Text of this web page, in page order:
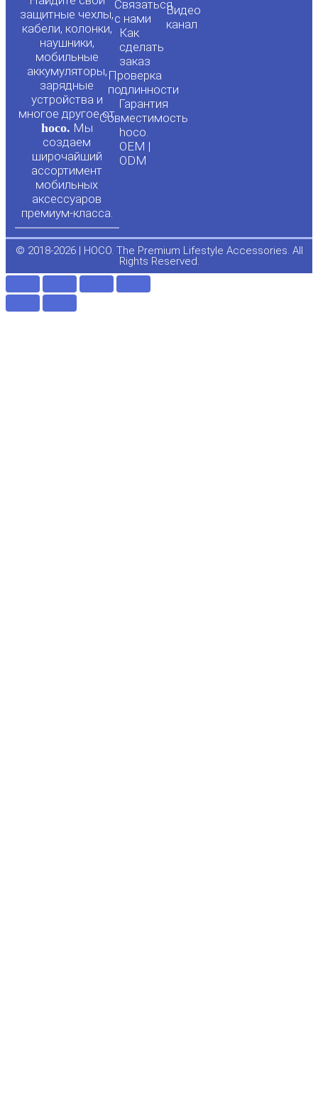
защитные чехлы,
кабели, колонки,
наушники,
мобильные
аккумуляторы,
зарядные
устройства и
многое другое от
hoco. Мы
создаем
широчайший
ассортимент
мобильных
аксессуаров
премиум-класса.
Связаться
с нами
Как
сделать
заказ
Проверка
подлинности
Гарантия
Совместимость
hoco.
OEM |
ODM
Видео
канал
-
f
© 2018-2026 | HOCO. The Premium Lifestyle Accessories. All
Rights Reserved.